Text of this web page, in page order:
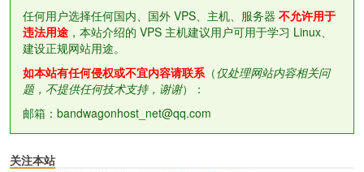
任何用户选择任何国内、国外 VPS、主机、服务器 不允许用于
违法用途 ，本站介绍的 VPS 主机建议用户可用于学习 Linux、
建设正规网站用途。
如本站有任何侵权或不宜内容请联系（仅处理网站内容相关问
题，不提供任何技术支持，谢谢）：
邮箱：bandwagonhost_net@qq.com
关注本站